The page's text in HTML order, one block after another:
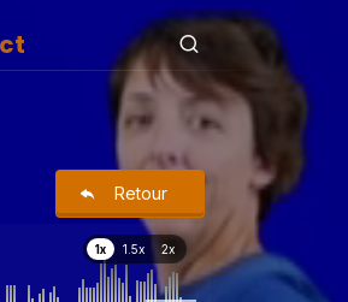
Retour
1x 1.5x 2x